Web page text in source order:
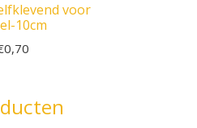
voor
10cm
0,70